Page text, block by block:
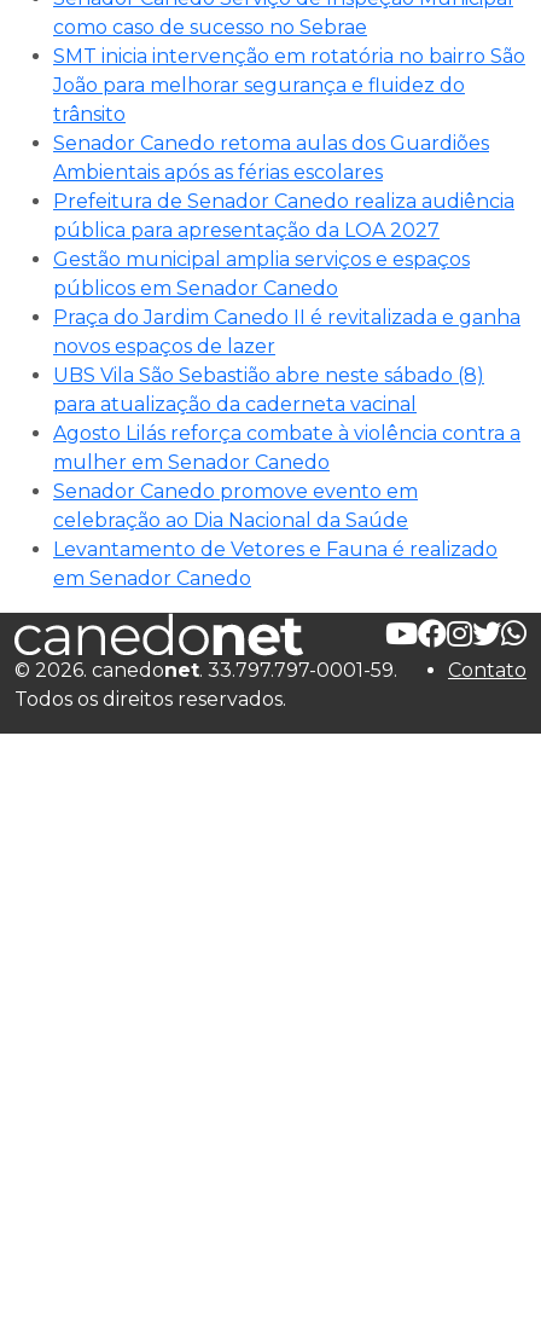
como caso de sucesso no Sebrae
SMT inicia intervenção em rotatória no bairro São
João para melhorar segurança e fluidez do
trânsito
Senador Canedo retoma aulas dos Guardiões
Ambientais após as férias escolares
Prefeitura de Senador Canedo realiza audiência
pública para apresentação da LOA 2027
Gestão municipal amplia serviços e espaços
públicos em Senador Canedo
Praça do Jardim Canedo II é revitalizada e ganha
novos espaços de lazer
UBS Vila São Sebastião abre neste sábado (8)
para atualização da caderneta vacinal
Agosto Lilás reforça combate à violência contra a
mulher em Senador Canedo
Senador Canedo promove evento em
celebração ao Dia Nacional da Saúde
Levantamento de Vetores e Fauna é realizado
em Senador Canedo
© 2026. canedonet. 33.797.797-0001-59.
Todos os direitos reservados.
Contato